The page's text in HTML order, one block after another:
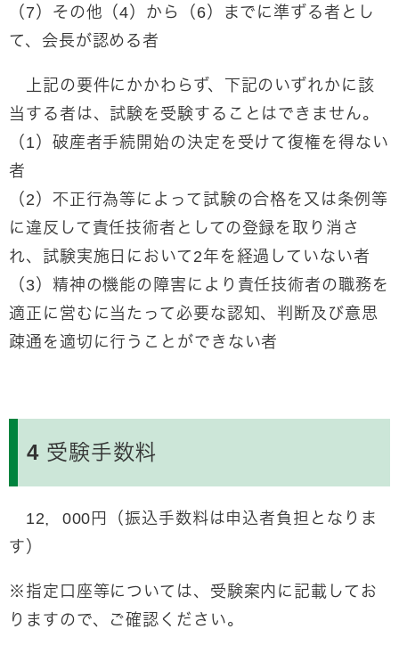
（7）その他（4）から（6）までに準ずる者とし
て、会長が認める者
上記の要件にかかわらず、下記のいずれかに該
当する者は、試験を受験することはできません。
（1）破産者手続開始の決定を受けて復権を得ない
者
（2）不正行為等によって試験の合格を又は条例等
に違反して責任技術者としての登録を取り消さ
れ、試験実施日において2年を経過していない者
（3）精神の機能の障害により責任技術者の職務を
適正に営むに当たって必要な認知、判断及び意思
疎通を適切に行うことができない者
4 受験手数料
12，000円（振込手数料は申込者負担となりま
す）
※指定口座等については、受験案内に記載してお
りますので、ご確認ください。